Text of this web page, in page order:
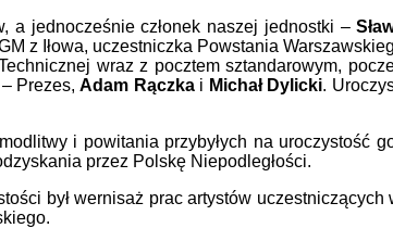
a jednocześnie członek naszej jednostki –
z Iłowa, uczestniczka Powstania
wraz z pocztem sztandarowym,
– Prezes,Adam Rączkai Michał Dylicki.
i powitania przybyłych na uroczystość
przez Polskę Niepodległości.
był wernisaż prac artystów